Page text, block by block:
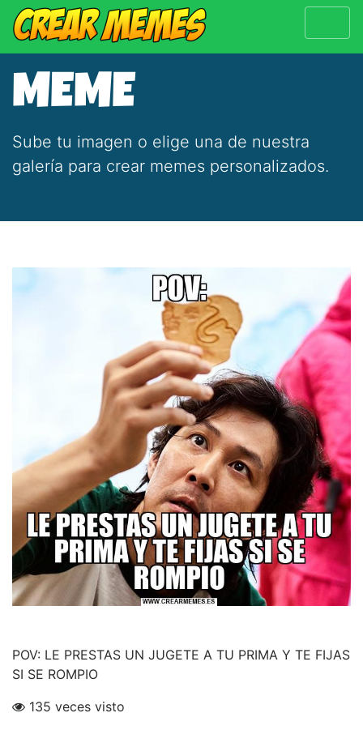
MEME
Sube tu imagen o elige una de nuestra
galería para crear memes personalizados.
POV: LE PRESTAS UN JUGETE A TU PRIMA Y TE FIJAS
SI SE ROMPIO
135 veces visto